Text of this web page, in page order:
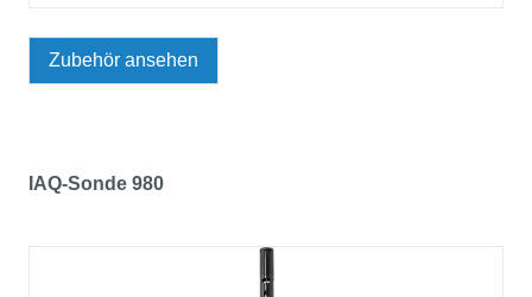
Zubehör ansehen
IAQ-Sonde 980